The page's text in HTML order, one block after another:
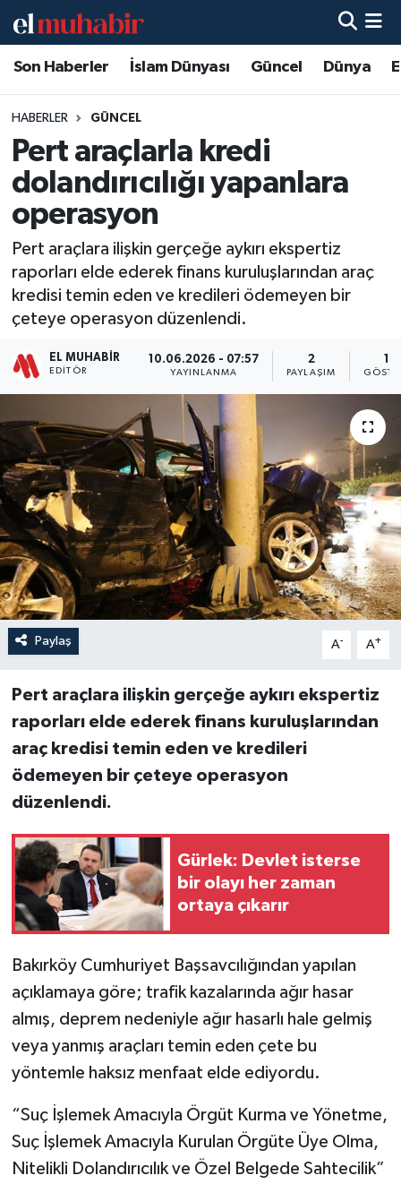
Son Haberler İslam Dünyası Güncel Dünya
HABERLER GÜNCEL
Pert araçlarla kredi
dolandırıcılığı yapanlara
operasyon
Pert araçlara ilişkin gerçeğe aykırı ekspertiz
raporları elde ederek finans kuruluşlarından araç
kredisi temin eden ve kredileri ödemeyen bir
çeteye operasyon düzenlendi.
EL MUHABIR
EDITÖR
10.06.2026 - 07:57
YAYINLANMA
2
PAYLAŞIM
Paylaş A- A+
Pert araçlara ilişkin gerçeğe aykırı ekspertiz
raporları elde ederek finans kuruluşlarından
araç kredisi temin eden ve kredileri
ödemeyen bir çeteye operasyon
düzenlendi.
Gürlek: Devlet isterse
bir olayı her zaman
ortaya çıkarır
Bakırköy Cumhuriyet Başsavcılığından yapılan
açıklamaya göre; trafik kazalarında ağır hasar
almış, deprem nedeniyle ağır hasarlı hale gelmiş
veya yanmış araçları temin eden çete bu
yöntemle haksız menfaat elde ediyordu.
“Suç İşlemek Amacıyla Örgüt Kurma ve Yönetme,
Suç İşlemek Amacıyla Kurulan Örgüte Üye Olma,
Nitelikli Dolandırıcılık ve Özel Belgede Sahtecilik”
Hava Durumu
Trafik Durumu
Süper Lig Puan Durumu ve Fikstür
Tüm Manşetler
Son Dakika Haberleri
Haber Arşivi